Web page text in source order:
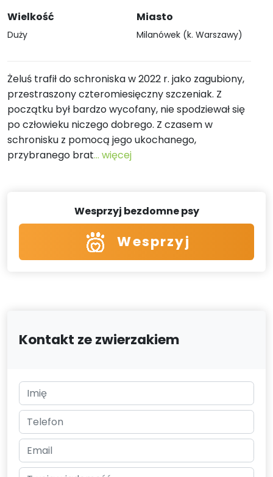
Wielkość
Duży
Miasto
Milanówek (k. Warszawy)
Żeluś trafił do schroniska w 2022 r. jako zagubiony,
przestraszony czteromiesięczny szczeniak. Z
początku był bardzo wycofany, nie spodziewał się
po człowieku niczego dobrego. Z czasem w
schronisku z pomocą jego ukochanego,
przybranego brat... więcej
Wesprzyj bezdomne psy
Wesprzyj
Kontakt ze zwierzakiem